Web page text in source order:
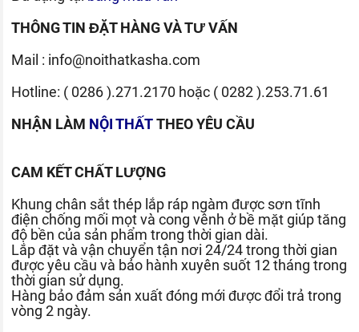
THÔNG TIN ĐẶT HÀNG VÀ TƯ VẤN
Mail : info@noithatkasha.com
Hotline: ( 0286 ).271.2170 hoặc ( 0282 ).253.71.61
NHẬN LÀM NỘI THẤTTHEO YÊU CẦU
CAM KẾT CHẤT LƯỢNG
Khung chân sắt thép lắp ráp ngàm được sơn tĩnh
điện chống mối mọt và cong vênh ở bề mặt giúp tăng
độ bền của sản phẩm trong thời gian dài.
Lắp đặt và vận chuyển tận nơi 24/24 trong thời gian
được yêu cầu và bảo hành xuyên suốt 12 tháng trong
thời gian sử dụng.
Hàng bảo đảm sản xuất đóng mới được đổi trả trong
vòng 2 ngày.